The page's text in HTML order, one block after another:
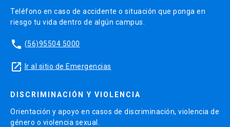
Teléfono en caso de accidente o situación que ponga en
riesgo tu vida dentro de algún campus.
phone (56)95504 5000
launch Ir al sitio de Emergencias
DISCRIMINACIÓN Y VIOLENCIA
Orientación y apoyo en casos de discriminación, violencia de
género o violencia sexual.